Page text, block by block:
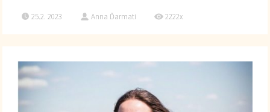
25.2. 2023 Anna Ďarmati 2222x